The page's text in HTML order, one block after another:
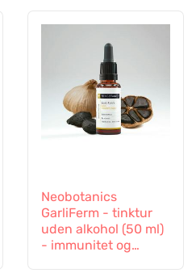
Neobotanics
GarliFerm - tinktur
uden alkohol (50 ml)
- immunitet og